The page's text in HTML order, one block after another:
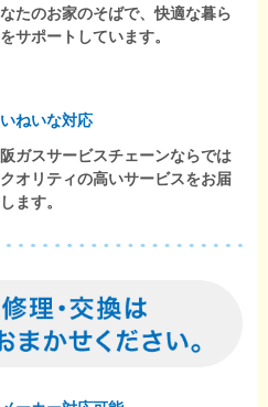
たのお家のそばで、快適な暮ら
サポートしています。
ねいな対応
ガスサービスチェーンならでは
オリティの高いサービスをお届
ます。